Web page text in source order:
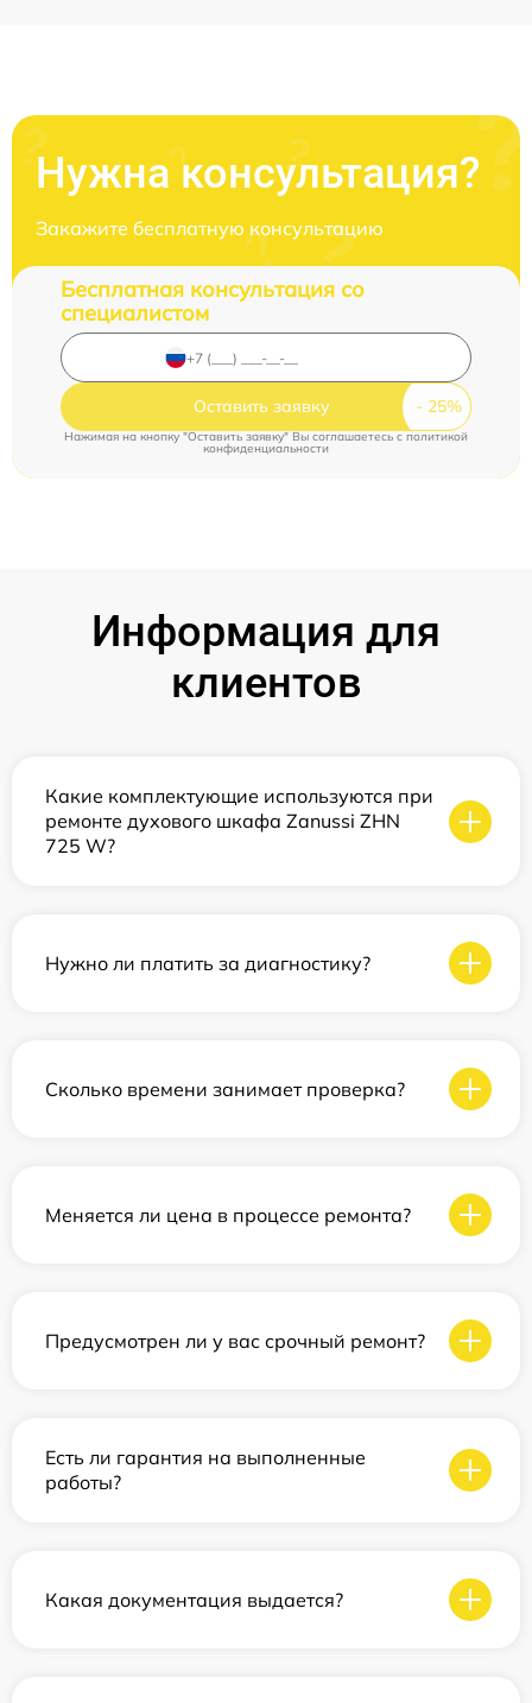
Нужна консультация?
Закажите бесплатную консультацию
Бесплатная консультация со
специалистом
Оставить заявку
Нажимая на кнопку "Оставить заявку" Вы соглашаетесь cполитикой
конфиденциальности
Информация для
клиентов
Какие комплектующие используются при
ремонте духового шкафа Zanussi ZHN
725 W?
Нужно ли платить за диагностику?
Сколько времени занимает проверка?
Меняется ли цена в процессе ремонта?
Предусмотрен ли у вас срочный ремонт?
Есть ли гарантия на выполненные
работы?
Какая документация выдается?